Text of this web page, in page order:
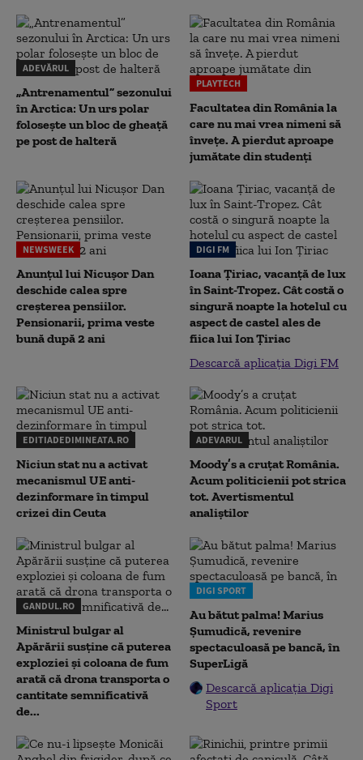
ADEVĂRUL
„Antrenamentul” sezonului
în Arctica: Un urs polar
folosește un bloc de gheață
pe post de halteră
PLAYTECH
Facultatea din România la
care nu mai vrea nimeni să
înveţe. A pierdut aproape
jumătate din studenţi
NEWSWEEK
Anunțul lui Nicușor Dan
deschide calea spre
creșterea pensiilor.
Pensionarii, prima veste
bună după 2 ani
DIGI FM
Ioana Țiriac, vacanță de lux
în Saint-Tropez. Cât costă o
singură noapte la hotelul cu
aspect de castel ales de
fiica lui Ion Țiriac
Descarcă aplicația Digi FM
EDITIADEDIMINEATA.RO
Niciun stat nu a activat
mecanismul UE anti-
dezinformare în timpul
crizei din Ceuta
ADEVARUL
Moody’s a cruțat România.
Acum politicienii pot strica
tot. Avertismentul
analiștilor
GANDUL.RO
Ministrul bulgar al
Apărării susține că puterea
exploziei și coloana de fum
arată că drona transporta o
cantitate semnificativă
de...
DIGI SPORT
Au bătut palma! Marius
Șumudică, revenire
spectaculoasă pe bancă, în
SuperLigă
Descarcă aplicația Digi
Sport